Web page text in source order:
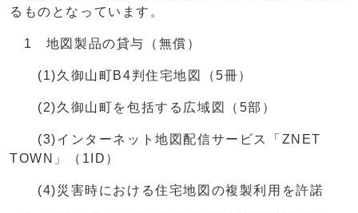
るものとなっています。
1 地図製品の貸与（無償）
(1)久御山町B4判住宅地図（5冊）
(2)久御山町を包括する広域図（5部）
(3)インターネット地図配信サービス「ZNET
TOWN」（1ID）
(4)災害時における住宅地図の複製利用を許諾